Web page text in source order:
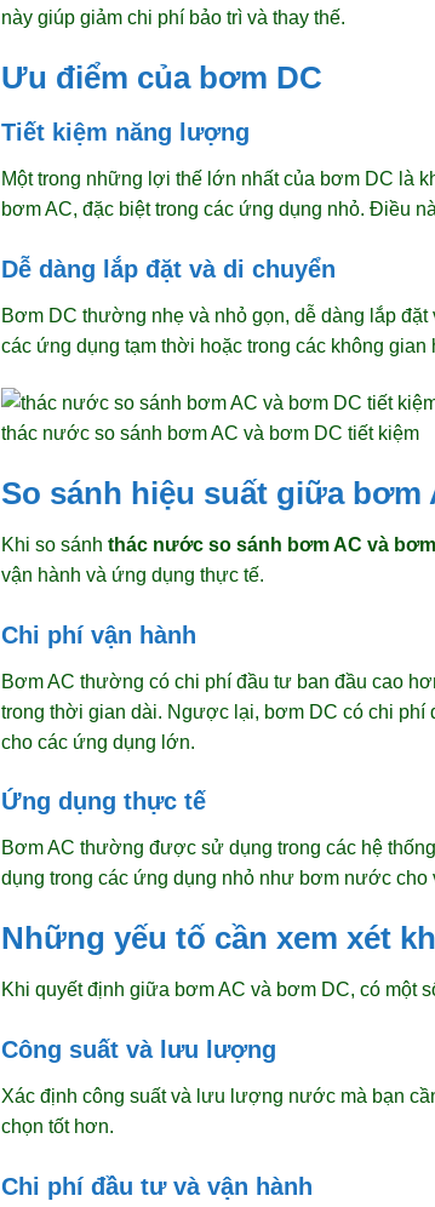
này giúp giảm chi phí bảo trì và thay thế.
Ưu điểm của bơm DC
Tiết kiệm năng lượng
Một trong những lợi thế lớn nhất của bơm DC là
bơm AC, đặc biệt trong các ứng dụng nhỏ. Điều
Dễ dàng lắp đặt và di chuyển
Bơm DC thường nhẹ và nhỏ gọn, dễ dàng lắp
các ứng dụng tạm thời hoặc trong các không gian
thác nước so sánh bơm AC và bơm DC tiết kiệm
So sánh hiệu suất giữa bơm
Khi so sánh thác nước so sánh bơm AC và
vận hành và ứng dụng thực tế.
Chi phí vận hành
Bơm AC thường có chi phí đầu tư ban đầu cao
trong thời gian dài. Ngược lại, bơm DC có chi
cho các ứng dụng lớn.
Ứng dụng thực tế
Bơm AC thường được sử dụng trong các hệ
dụng trong các ứng dụng nhỏ như bơm nước
Những yếu tố cần xem xét
Khi quyết định giữa bơm AC và bơm DC, có một
Công suất và lưu lượng
Xác định công suất và lưu lượng nước mà bạn
chọn tốt hơn.
Chi phí đầu tư và vận hành